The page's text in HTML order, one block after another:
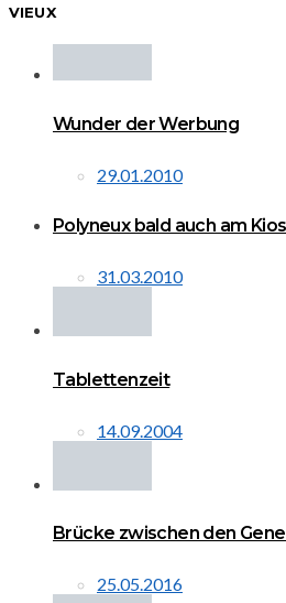
VIEUX
Wunder der Werbung
29.01.2010
Polyneux bald auch am
31.03.2010
Tablettenzeit
14.09.2004
Brücke zwischen den
25.05.2016